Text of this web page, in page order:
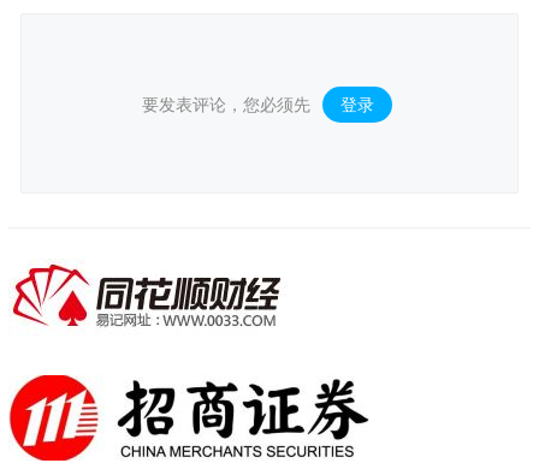
要发表评论，您必须先 登录 。